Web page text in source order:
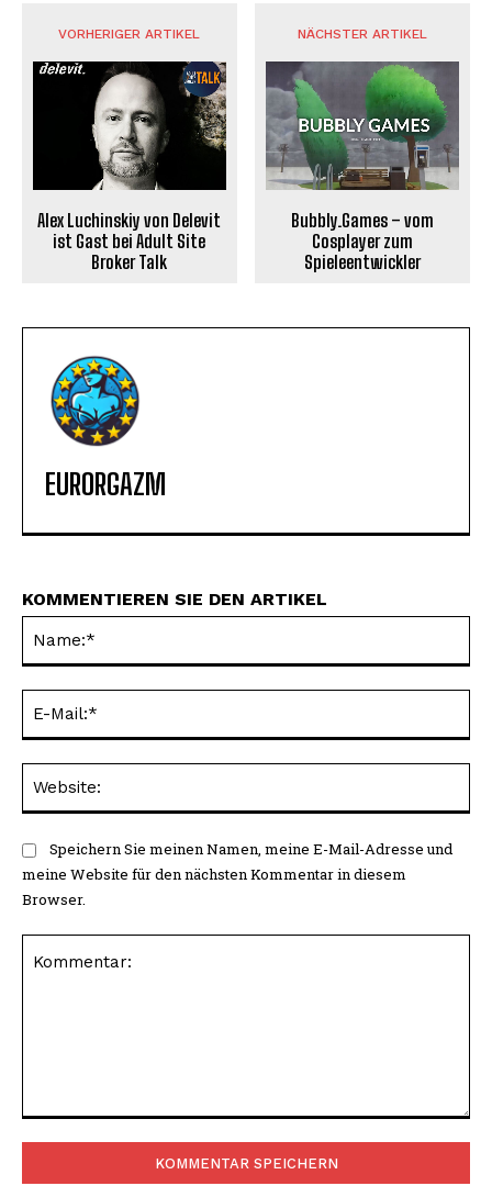
VORHERIGER ARTIKEL
Alex Luchinskiy von Delevit
ist Gast bei Adult Site
Broker Talk
NÄCHSTER ARTIKEL
Bubbly.Games – vom
Cosplayer zum
Spieleentwickler
EURORGAZM
KOMMENTIEREN SIE DEN ARTIKEL
Speichern Sie meinen Namen, meine E-Mail-Adresse und
meine Website für den nächsten Kommentar in diesem
Browser.